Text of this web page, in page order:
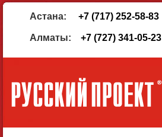
Астана: +7 (717) 252-58-83
Алматы: +7 (727) 341-05-23